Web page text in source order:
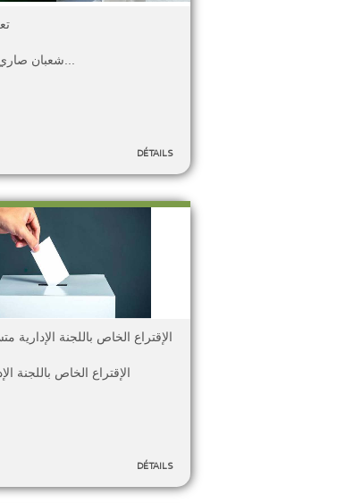
شعبان صاري سيدي محمد...
DÉTAILS
الإقتراع الخاص باللجنة الإدارية
الإقتراع الخاص باللجنة
DÉTAILS